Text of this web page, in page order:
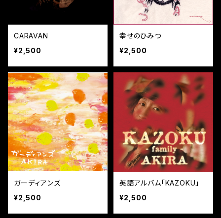
CARAVAN
¥2,500
幸せのひみつ
¥2,500
ガーディアンズ
¥2,500
英語アルバム「KAZOKU」
¥2,500